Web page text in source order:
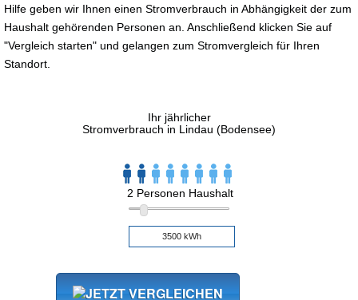
Hilfe geben wir Ihnen einen Stromverbrauch in Abhängigkeit der zum
Haushalt gehörenden Personen an. Anschließend klicken Sie auf
"Vergleich starten" und gelangen zum Stromvergleich für Ihren
Standort.
Ihr jährlicher
Stromverbrauch in Lindau (Bodensee)
2 Personen Haushalt